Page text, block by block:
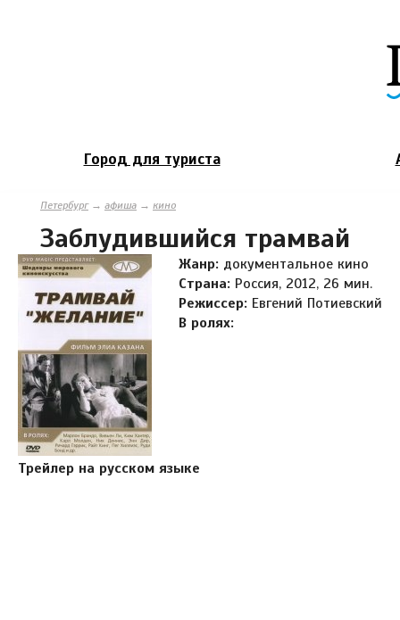
Город для туриста
Петербург→ афиша → кино
Заблудившийся трамвай
Жанр: документальное кино
Страна: Россия, 2012, 26 мин.
Режиссер: Евгений Потиевский
В ролях:
Трейлер на русском языке